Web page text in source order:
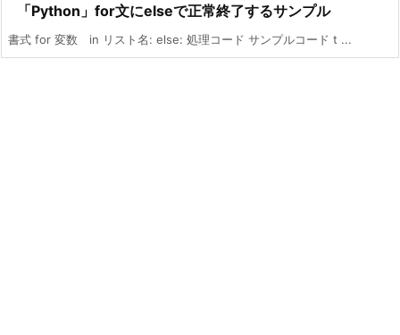
「Python」for文にelseで正常終了するサンプル
書式 for 変数 in リスト名: else: 処理コード サンプルコード t ...